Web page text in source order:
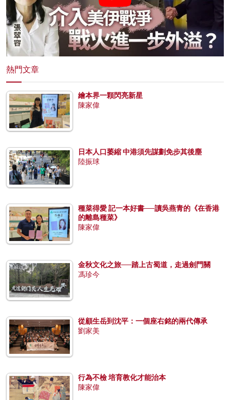
熱門文章
繪本界一顆閃亮新星
陳家偉
日本人口萎縮 中港須先謀劃免步其後塵
陸振球
種菜得愛 記一本好書──讀吳燕青的《在香港
的離島種菜》
陳家偉
金秋文化之旅──踏上古蜀道，走過劍門關
馮珍今
從顧生岳到沈平：一個座右銘的兩代傳承
劉家美
行為不檢 培育教化才能治本
陳家偉